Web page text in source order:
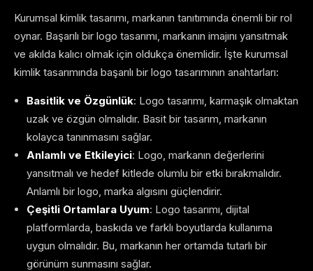
Kurumsal kimlik tasarımı, markanın tanıtımında önemli bir rol
oynar. Başarılı bir logo tasarımı, markanın imajını yansıtmak
ve akılda kalıcı olmak için oldukça önemlidir. İşte kurumsal
kimlik tasarımında başarılı bir logo tasarımının anahtarları:
Basitlik ve Özgünlük: Logo tasarımı, karmaşık olmaktan
uzak ve özgün olmalıdır. Basit bir tasarım, markanın
kolayca tanınmasını sağlar.
Anlamlı ve Etkileyici: Logo, markanın değerlerini
yansıtmalı ve hedef kitlede olumlu bir etki bırakmalıdır.
Anlamlı bir logo, marka algısını güçlendirir.
Çeşitli Ortamlara Uyum: Logo tasarımı, dijital
platformlarda, baskıda ve farklı boyutlarda kullanıma
uygun olmalıdır. Bu, markanın her ortamda tutarlı bir
görünüm sunmasını sağlar.